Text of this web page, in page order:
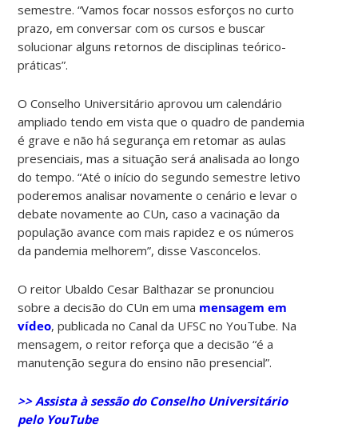
semestre. “Vamos focar nossos esforços no curto
prazo, em conversar com os cursos e buscar
solucionar alguns retornos de disciplinas teórico-
práticas”.
O Conselho Universitário aprovou um calendário
ampliado tendo em vista que o quadro de pandemia
é grave e não há segurança em retomar as aulas
presenciais, mas a situação será analisada ao longo
do tempo. “Até o início do segundo semestre letivo
poderemos analisar novamente o cenário e levar o
debate novamente ao CUn, caso a vacinação da
população avance com mais rapidez e os números
da pandemia melhorem”, disse Vasconcelos.
O reitor Ubaldo Cesar Balthazar se pronunciou
sobre a decisão do CUn em uma mensagem em
vídeo, publicada no Canal da UFSC no YouTube. Na
mensagem, o reitor reforça que a decisão “é a
manutenção segura do ensino não presencial”.
>> Assista à sessão do Conselho Universitário
pelo YouTube